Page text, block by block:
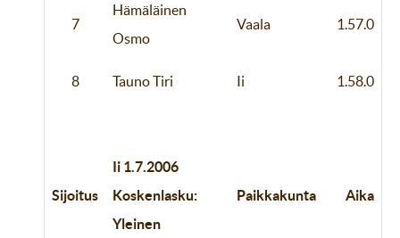
7
Hämäläinen
Osmo
Vaala 1.57.0
8 Tauno Tiri Ii 1.58.0
Sijoitus
Ii 1.7.2006
Koskenlasku:
Yleinen
Paikkakunta Aika